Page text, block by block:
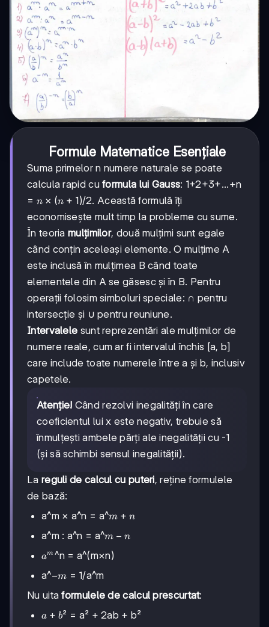
Formule Matematice Esențiale
Suma primelor n numere naturale se poate
calcula rapid cuformula lui Gauss: 1+2+3+...+n
= n×(n+1)
n × (n + 1)/2. Această formulă îți
economisește mult timp la probleme cu sume.
În teoria mulțimilor, două mulțimi sunt egale
când conțin aceleași elemente. O mulțime A
este inclusă în mulțimea B când toate
elementele din A se găsesc și în B. Pentru
operații folosim simboluri speciale: ∩ pentru
intersecție și ∪ pentru reuniune.
Intervalele sunt reprezentări ale mulțimilor de
numere reale, cum ar fi intervalul închis [a, b]
care include toate numerele între a și b, inclusiv
capetele.
Atenție! Când rezolvi inegalități în care
coeficientul lui x este negativ, trebuie să
înmulțești ambele părți ale inegalității cu -1
(și să schimbi sensul inegalității).
La reguli de calcul cu puteri, reține formulele
de bază:
a^m × a^n = a^m+n
m + n
a^m : a^n = a^m-
m − n
a^m
am^n = a^(m×n)
a^-
−m = 1/a^m
Nu uitaformulele de calcul prescurtat:
a+b
a + b² = a² + 2ab + b²